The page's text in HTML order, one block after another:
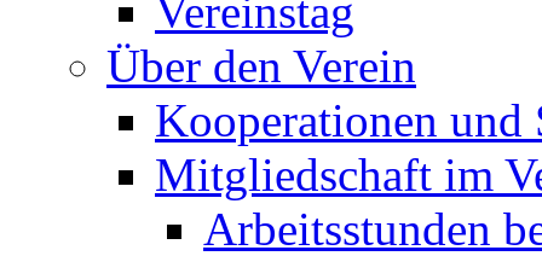
Vereinstag
Über den Verein
Kooperationen und
Mitgliedschaft im
Arbeitsstunden